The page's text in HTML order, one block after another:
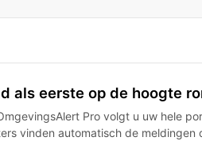
als eerste op de hoogte
Pro volgt u uw hele
vinden automatisch de meldingen